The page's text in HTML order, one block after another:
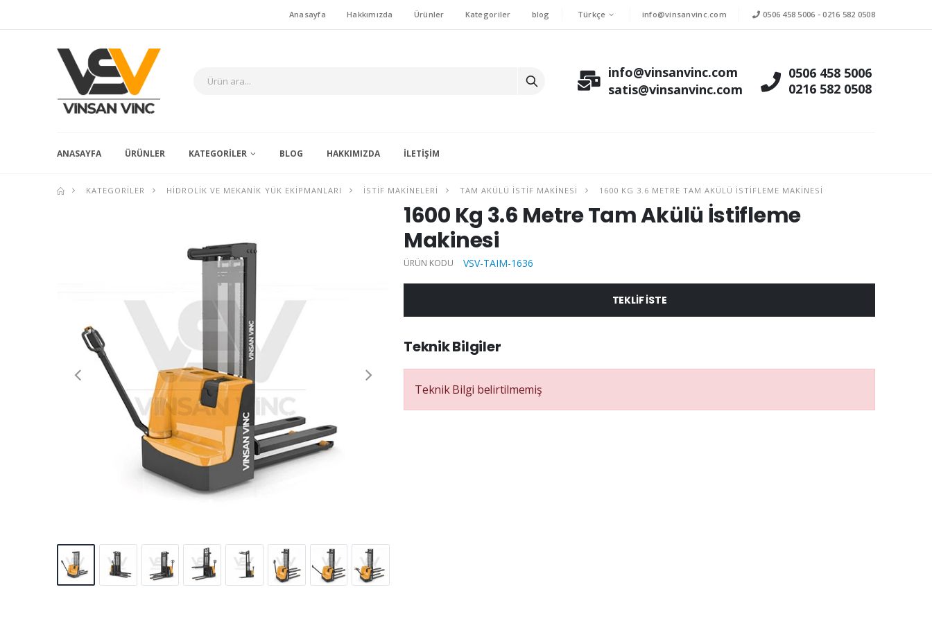
Anasayfa Hakkımızda Ürünler Kategoriler blog Türkçe info@vinsanvinc.com 0506 458 5006 -0216 582 0508
info@vinsanvinc.com
satis@vinsanvinc.com
0506 458 5006
0216 582 0508
ANASAYFA ÜRÜNLER KATEGORILER BLOG HAKKIMIZDA İLETIŞIM
KATEGORILER HIDROLIK VE MEKANIK YÜK EKIPMANLARI İSTIF MAKINELERI TAM AKÜLÜ İSTIF MAKINESI 1600 KG 3.6 METRE TAM AKÜLÜ İSTIFLEME MAKINESI
1600 Kg 3.6 Metre Tam Akülü İstifleme
Makinesi
ÜRÜN KODU VSV-TAIM-1636
TEKLIF ISTE
Teknik Bilgiler
Teknik Bilgi belirtilmemiş